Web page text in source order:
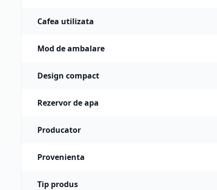
Cafea utilizata
Mod de ambalare
Design compact
Rezervor de apa
Producator
Provenienta
Tip produs